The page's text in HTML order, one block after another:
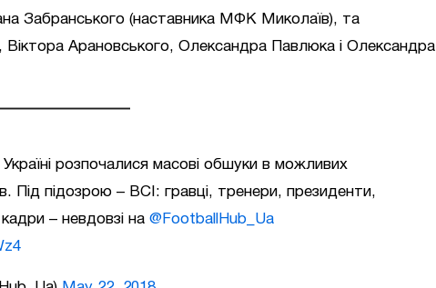
Забранського (наставника МФК Миколаїв), та
Віктора Арановського, Олександра Павлюка і Олександра
розпочалися масові обшуки в можливих
Під підозрою – ВСІ: гравці, тренери, президенти,
– невдовзі на @FootballHub_Ua